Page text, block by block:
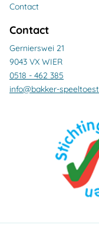
Contact
Contact
Gernierswei 21
9043 VX WIER
0518 - 462 385
info@bakker-